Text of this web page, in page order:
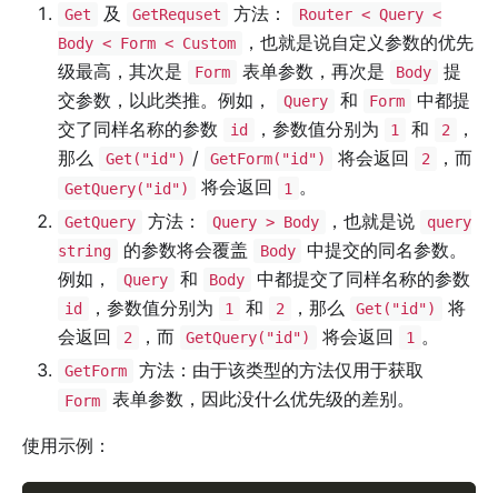
Get 及 GetRequset 方法：
Router < Query <
Body < Form < Custom
，也就是说自定义参数的优先
级最高，其次是
Form 表单参数，再次是 Body
提
交参数，以此类推。例如，
Query 和 Form
中都提
交了同样名称的参数
id ，参数值分别为 1 和 2
，
那么
Get("id") / GetForm("id") 将会返回 2 ，而
GetQuery("id") 将会返回 1 。
GetQuery 方法： Query > Body ，也就是说
query
string
的参数将会覆盖 Body
中提交的同名参数。
例如，
Query 和 Body 中都提交了同样名称的参数
id ，参数值分别为 1 和 2 ，那么 Get("id")
将
会返回
2 ，而 GetQuery("id") 将会返回 1 。
GetForm 方法：由于该类型的方法仅用于获取
Form 表单参数，因此没什么优先级的差别。
使用示例：